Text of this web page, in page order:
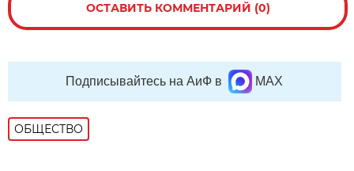
ОСТАВИТЬ КОММЕНТАРИЙ (0)
Подписывайтесь на АиФ в MAX
ОБЩЕСТВО